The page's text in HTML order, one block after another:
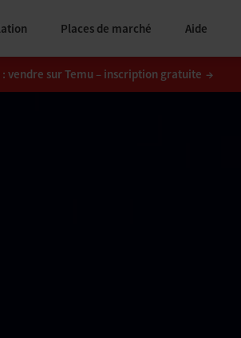
Places de marché Aide
vendre sur Temu – inscription gratuite →